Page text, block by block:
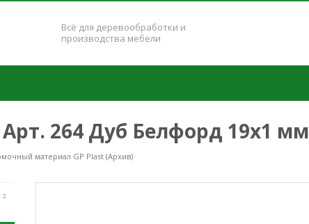
Всё для деревообработки и
производства мебели
264 Дуб Белфорд 19x1 мм
материал GP Plast (Архив)